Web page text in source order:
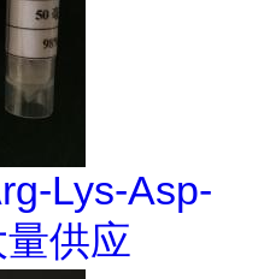
Lys-Asp-
供应